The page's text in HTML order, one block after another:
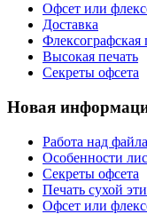
Офсет или
Доставка
Флексографская
Высокая печать
Секреты офсета
Новая
Работа над
Особенности
Секреты офсета
Печать сухой
Офсет или